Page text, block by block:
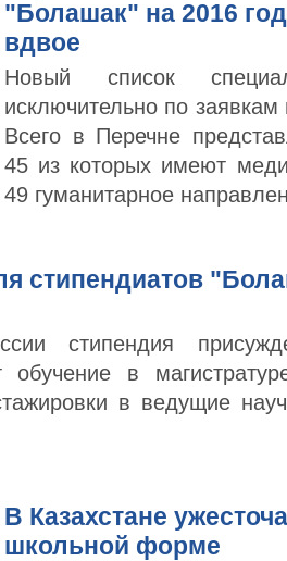
"Болашак" на 2016
вдвое
Новый список
исключительно по заявкам
Всего в Перечне
45 из которых имеют
49 гуманитарное
стипендиатов
стипендия
обучение в
в ведущие
В Казахстане
школьной форме